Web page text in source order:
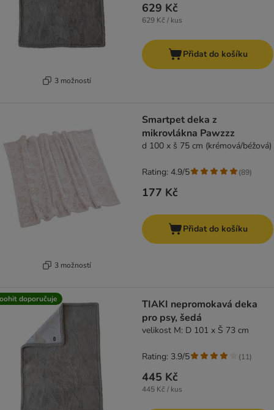
3 možností
629 Kč
629 Kč / kus
Přidat do košíku
3 možností
Smartpet deka z
mikrovlákna Pawzzz
d 100 x š 75 cm (krémová/béžová)
177 Kč
Rating: 4.9/5 (89)
Přidat do košíku
doporučuje
TIAKI nepromokavá deka
pro psy, šedá
velikost M: D 101 x Š 73 cm
445 Kč
445 Kč / kus
Rating: 3.9/5 (11)